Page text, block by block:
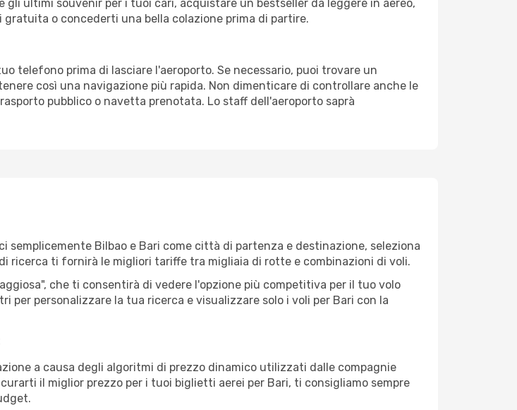
ultimi souvenir per i tuoi cari, acquistare un bestseller da leggere in aereo,
o concederti una bella colazione prima di partire.
telefono prima di lasciare l'aeroporto. Se necessario, puoi trovare un
così una navigazione più rapida. Non dimenticare di controllare anche le
pubblico o navetta prenotata. Lo staff dell'aeroporto saprà
semplicemente Bilbao e Bari come città di partenza e destinazione, seleziona
ricerca ti fornirà le migliori tariffe tra migliaia di rotte e combinazioni di voli.
che ti consentirà di vedere l'opzione più competitiva per il tuo volo
personalizzare la tua ricerca e visualizzare solo i voli per Bari con la
a causa degli algoritmi di prezzo dinamico utilizzati dalle compagnie
il miglior prezzo per i tuoi biglietti aerei per Bari, ti consigliamo sempre